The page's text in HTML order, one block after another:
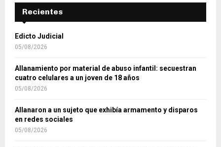
Recientes
Edicto Judicial
05/08/2026
Allanamiento por material de abuso infantil: secuestran
cuatro celulares a un joven de 18 años
05/08/2026
Allanaron a un sujeto que exhibía armamento y disparos
en redes sociales
05/08/2026